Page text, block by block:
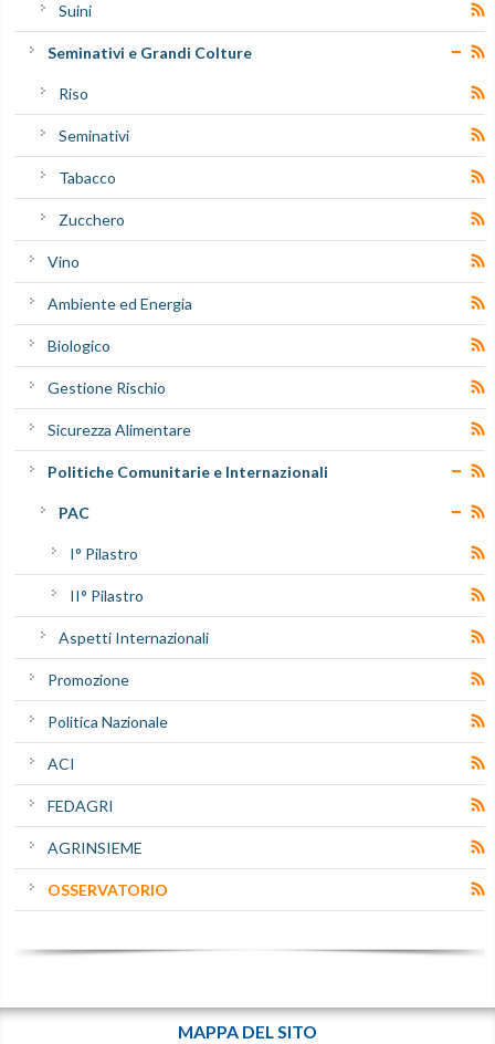
Suini
Seminativi e Grandi Colture
Riso
Seminativi
Tabacco
Zucchero
Vino
Ambiente ed Energia
Biologico
Gestione Rischio
Sicurezza Alimentare
Politiche Comunitarie e Internazionali
PAC
I° Pilastro
II° Pilastro
Aspetti Internazionali
Promozione
Politica Nazionale
ACI
FEDAGRI
AGRINSIEME
OSSERVATORIO
MAPPA DEL SITO